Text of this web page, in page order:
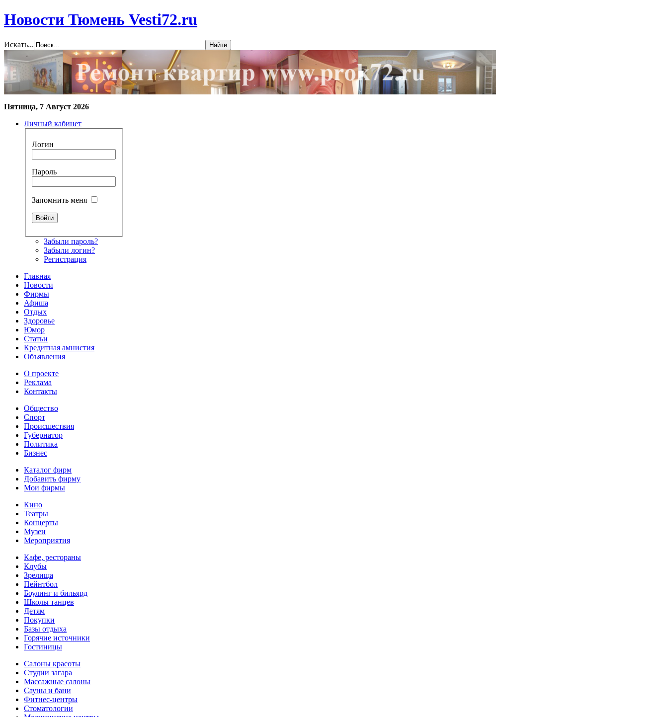
Новости Тюмень Vesti72.ru
Искать...
Пятница, 7 Август 2026
Личный кабинет
Логин
Пароль
Запомнить меня
Забыли пароль?
Забыли логин?
Регистрация
Главная
Новости
Фирмы
Афиша
Отдых
Здоровье
Юмор
Статьи
Кредитная амнистия
Объявления
О проекте
Реклама
Контакты
Общество
Спорт
Происшествия
Губернатор
Политика
Бизнес
Каталог фирм
Добавить фирму
Мои фирмы
Кино
Театры
Концерты
Музеи
Мероприятия
Кафе, рестораны
Клубы
Зрелища
Пейнтбол
Боулинг и бильярд
Школы танцев
Детям
Покупки
Базы отдыха
Горячие источники
Гостиницы
Салоны красоты
Студии загара
Массажные салоны
Сауны и бани
Фитнес-центры
Стоматологии